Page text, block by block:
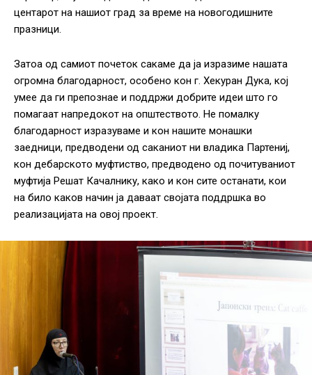
центарот на нашиот град за време на новогодишните
празници.
Затоа од самиот почеток сакаме да ја изразиме нашата
огромна благодарност, особено кон г. Хекуран Дука, кој
умее да ги препознае и поддржи добрите идеи што го
помагаат напредокот на општеството. Не помалку
благодарност изразуваме и кон нашите монашки
заедници, предводени од саканиот ни владика Партениј,
кон дебарското муфтиство, предводено од почитуваниот
муфтија Решат Качалнику, како и кон сите останати, кои
на било каков начин ја даваат својата поддршка во
реализацијата на овој проект.